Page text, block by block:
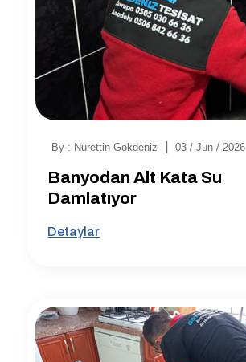
By : Nurettin Gokdeniz 03 / Jun / 2026
Banyodan Alt Kata Su
Damlatıyor
Detaylar